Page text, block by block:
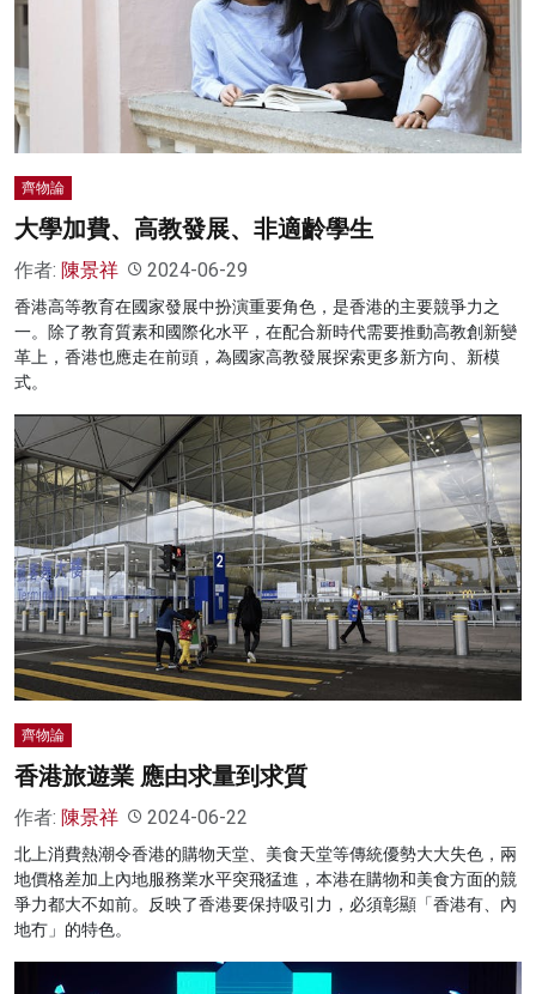
齊物論
大學加費、高教發展、非適齡學生
作者: 陳景祥 2024-06-29
香港高等教育在國家發展中扮演重要角色，是香港的主要競爭力之
一。除了教育質素和國際化水平，在配合新時代需要推動高教創新變
革上，香港也應走在前頭，為國家高教發展探索更多新方向、新模
式。
齊物論
香港旅遊業 應由求量到求質
作者: 陳景祥 2024-06-22
北上消費熱潮令香港的購物天堂、美食天堂等傳統優勢大大失色，兩
地價格差加上內地服務業水平突飛猛進，本港在購物和美食方面的競
爭力都大不如前。反映了香港要保持吸引力，必須彰顯「香港有、內
地冇」的特色。